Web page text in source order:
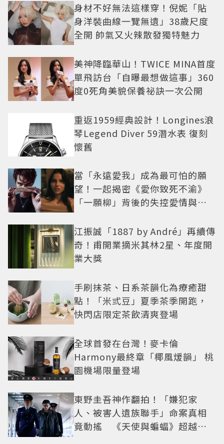
身材不好無法這樣穿！倪妮「貼
身洋裝曲線一覽無遺」38歲尺度
全開 帥氣又火辣散發獨特魅力
美神降臨華山！TWICE MINA首度
單飛訪台「自曝最想做這事」360
度0死角美貌保養祕訣一次公開
重返1959經典設計！Longines浪
琴Legend Diver 59潛水表 復刻
懷舊
當「永遠愛我」成為最可怕的願
望！一起揭密《愛你致死不渝》
「一願柳」背後的失控愛情與爆
江振誠「1887 by André」再續傳
奇！甫開業摘米其林2星、年度開
業大獎
手刷抹茶、日系茶韻化為療癒甜
點！「米弎豆」夏季茶季開跑，
快閃店限定茶飲清爽登場
全球首發在台灣！麥卡倫
Harmony最終章「椰風煖韻」 桃
園機場限量登場
東野圭吾神作翻拍！「嫌犯家
人、被害人遺族聯手」命案真相
竟動搖 《天使與蝙蝠》超越懸